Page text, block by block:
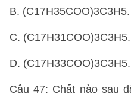
B. (C17H35COO)3C3H5.
C. (C17H31COO)3C3H5.
D. (C17H33COO)3C3H5.
Câu 47: Chất nào sau